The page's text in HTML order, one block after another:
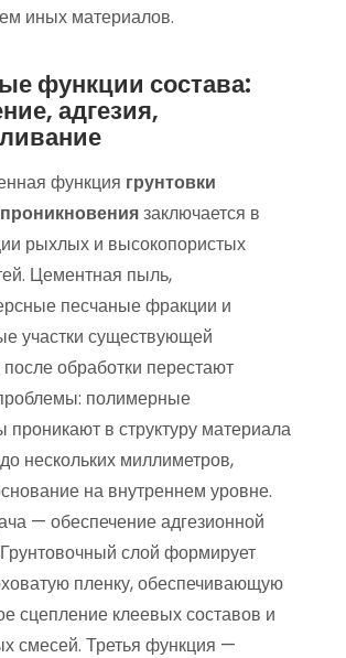
иных материалов.
функции состава:
адгезия,
функция грунтовки
заключается в
рыхлых и высокопористых
Цементная пыль,
песчаные фракции и
участки существующей
после обработки перестают
полимерные
проникают в структуру материала
нескольких миллиметров,
на внутреннем уровне.
— обеспечение адгезионной
слой формирует
пленку, обеспечивающую
сцепление клеевых составов и
смесей. Третья функция —